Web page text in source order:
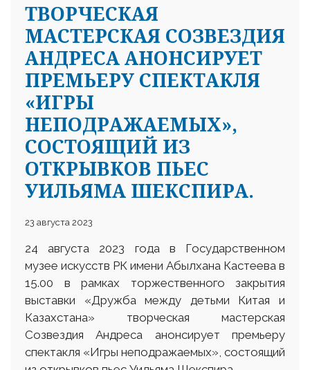
ТВОРЧЕСКАЯ
МАСТЕРСКАЯ СОЗВЕЗДИЯ
АНДРЕСА АНОНСИРУЕТ
ПРЕМЬЕРУ СПЕКТАКЛЯ
«ИГРЫ
НЕПОДРАЖАЕМЫХ»,
СОСТОЯЩИЙ ИЗ
ОТКРЫВКОВ ПЬЕС
УИЛЬЯМА ШЕКСПИРА.
23 августа 2023
24 августа 2023 года в Государственном
музее искусств РК имени Абылхана Кастеева в
15.00 в рамках торжественного закрытия
выставки «Дружба между детьми Китая и
Казахстана» творческая мастерская
Созвездия Андреса анонсирует премьеру
спектакля «Игры неподражаемых», состоящий